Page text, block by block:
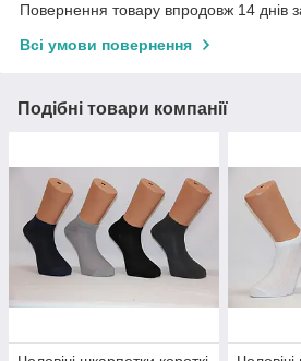
Повернення товару впродовж 14 днів
Всі умови повернення
Подібні товари компанії